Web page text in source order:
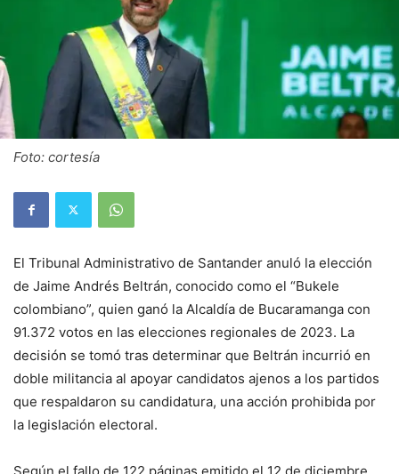
Foto: cortesía
El Tribunal Administrativo de Santander anuló la elección
de Jaime Andrés Beltrán, conocido como el “Bukele
colombiano”, quien ganó la Alcaldía de Bucaramanga con
91.372 votos en las elecciones regionales de 2023. La
decisión se tomó tras determinar que Beltrán incurrió en
doble militancia al apoyar candidatos ajenos a los partidos
que respaldaron su candidatura, una acción prohibida por
la legislación electoral.